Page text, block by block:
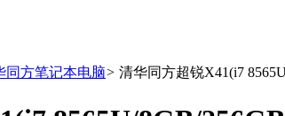
同方笔记本电脑> 清华同方超锐X41(i7